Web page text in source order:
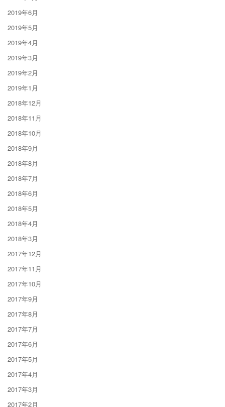
2019年6月
2019年5月
2019年4月
2019年3月
2019年2月
2019年1月
2018年12月
2018年11月
2018年10月
2018年9月
2018年8月
2018年7月
2018年6月
2018年5月
2018年4月
2018年3月
2017年12月
2017年11月
2017年10月
2017年9月
2017年8月
2017年7月
2017年6月
2017年5月
2017年4月
2017年3月
2017年2月